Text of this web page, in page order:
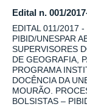
Edital n. 001/
EDITAL 011/2017
PIBID/UNESPAR
SUPERVISORES
DE GEOGRAFIA,
PROGRAMA
DOCÊNCIA DA
MOURÃO.
BOLSISTAS –